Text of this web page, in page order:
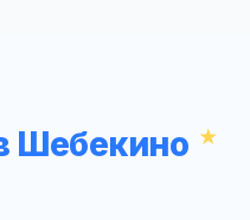
Шебекино